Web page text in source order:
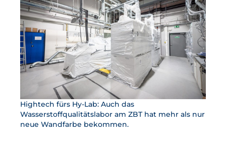
Hightech fürs Hy-Lab: Auch das
Wasserstoffqualitätslabor am ZBT hat mehr als nur
neue Wandfarbe bekommen.